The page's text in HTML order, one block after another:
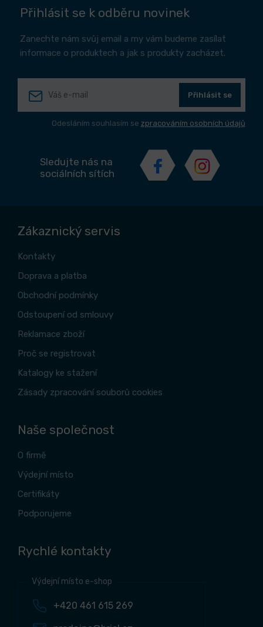
Přihlásit se k odběru novinek
Zanechte nám svůj email a my vám budeme zasílat
informace o produktech a jak s produkty zacházet.
Přihlásit se
Odesláním souhlasím se zpracováním osobních údajů
Sledujte nás na
sociálních sítích
Zákaznický servis
Kontakty
Doprava a platba
Obchodní podmínky
Odstoupení od smlouvy
Reklamace zboží
Proč se registrovat
Katalogy ke stažení
Zásady zpracování souborů cookies
Naše společnost
O firmě
Výdejní místo
Certifikáty
Podporujeme
Rychlé kontakty
Výdejní místo e-shop
+420 461 615 269